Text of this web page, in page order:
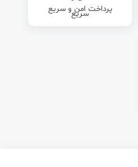
پرداخت امن و سریع